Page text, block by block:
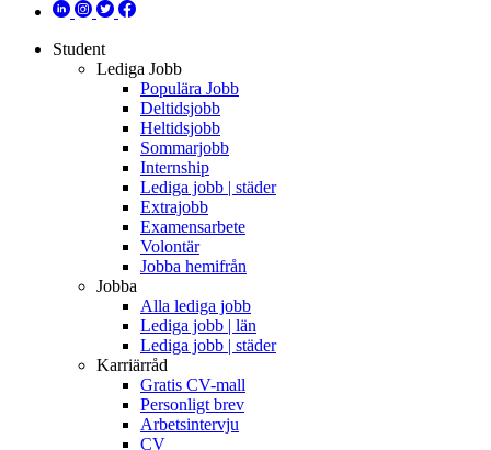
Student
Lediga Jobb
Populära Jobb
Deltidsjobb
Heltidsjobb
Sommarjobb
Internship
Lediga jobb | städer
Extrajobb
Examensarbete
Volontär
Jobba hemifrån
Jobba
Alla lediga jobb
Lediga jobb | län
Lediga jobb | städer
Karriärråd
Gratis CV-mall
Personligt brev
Arbetsintervju
CV